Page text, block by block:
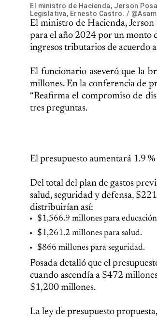
El ministro de Hacienda, Jerson
Legislativa, Ernesto Castro. /
El ministro de Hacienda,
para el año 2024 por un monto
ingresos tributarios de acuerdo
El funcionario aseveró que la
millones. En la conferencia de
“Reafirma el compromiso de
tres preguntas.
El presupuesto aumentará 1.9
Del total del plan de gastos
salud, seguridad y defensa,
distribuirían así:
$1,566.9 millones para
$1,261.2 millones para salud.
$866 millones para seguridad.
Posada detalló que el
cuando ascendía a $472
$1,200 millones.
La ley de presupuesto